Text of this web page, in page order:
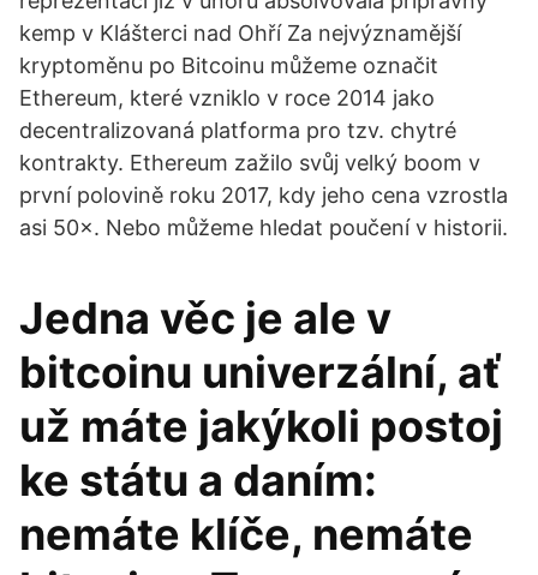
kemp v Klášterci nad Ohří Za nejvýznamější
kryptoměnu po Bitcoinu můžeme označit
Ethereum, které vzniklo v roce 2014 jako
decentralizovaná platforma pro tzv. chytré
kontrakty. Ethereum zažilo svůj velký boom v
první polovině roku 2017, kdy jeho cena vzrostla
asi 50×. Nebo můžeme hledat poučení v historii.
Jedna věc je ale v
bitcoinu univerzální, ať
už máte jakýkoli postoj
ke státu a daním:
nemáte klíče, nemáte